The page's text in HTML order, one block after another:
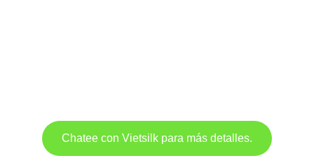
Chatee con Vietsilk para más detalles.